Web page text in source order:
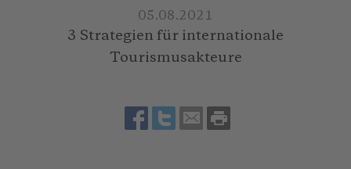
05.08.2021
3 Strategien für internationale
Tourismusakteure